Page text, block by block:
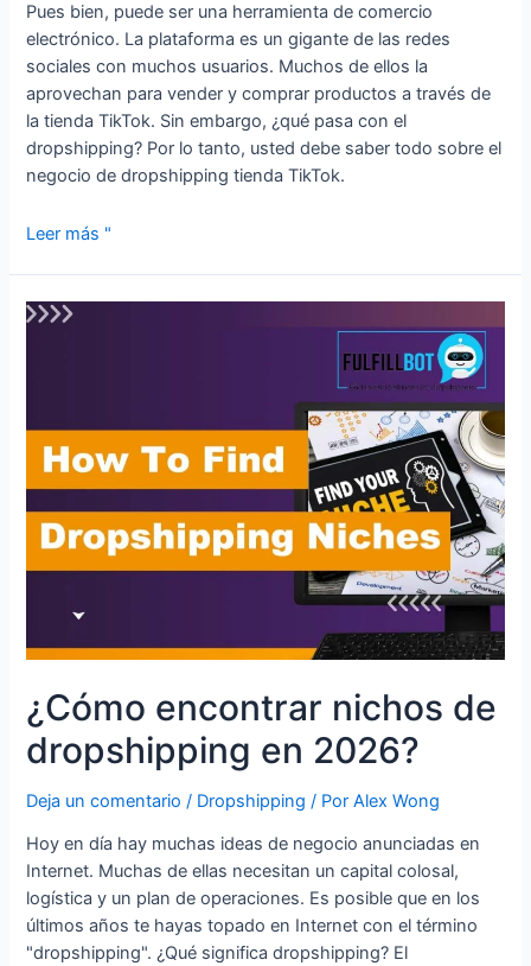
Pues bien, puede ser una herramienta de comercio
electrónico. La plataforma es un gigante de las redes
sociales con muchos usuarios. Muchos de ellos la
aprovechan para vender y comprar productos a través de
la tienda TikTok. Sin embargo, ¿qué pasa con el
dropshipping? Por lo tanto, usted debe saber todo sobre el
negocio de dropshipping tienda TikTok.
Leer más "
¿Cómo encontrar nichos de
dropshipping en 2026?
Deja un comentario / Dropshipping / PorAlex Wong
Hoy en día hay muchas ideas de negocio anunciadas en
Internet. Muchas de ellas necesitan un capital colosal,
logística y un plan de operaciones. Es posible que en los
últimos años te hayas topado en Internet con el término
"dropshipping". ¿Qué significa dropshipping? El